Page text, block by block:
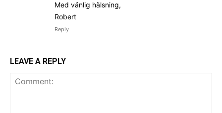
Med vänlig hälsning,
Robert
Reply
LEAVE A REPLY